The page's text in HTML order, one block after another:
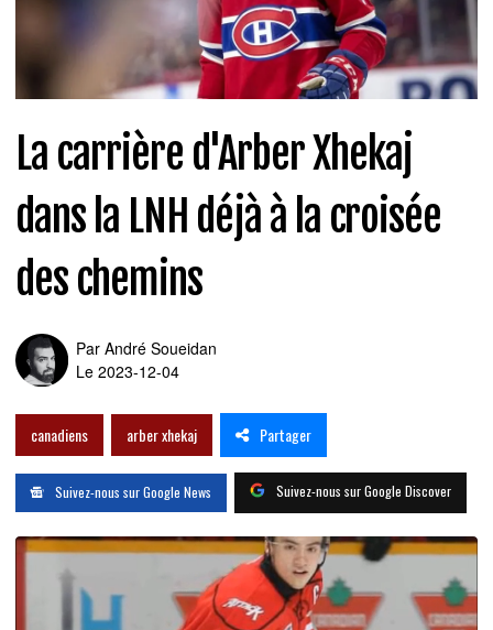
La carrière d'Arber Xhekaj
dans la LNH déjà à la croisée
des chemins
Par André Soueidan
Le 2023-12-04
canadiens arber xhekaj Partager
Suivez-nous sur Google News Suivez-nous sur Google Discover